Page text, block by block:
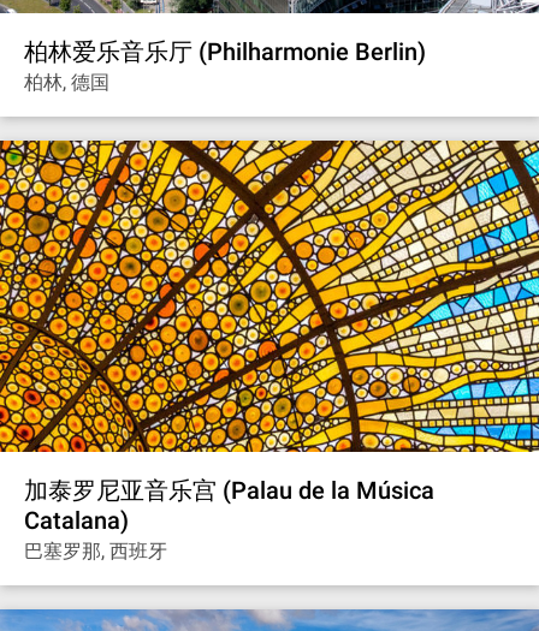
柏林爱乐音乐厅 (Philharmonie Berlin)
柏林, 德国
加泰罗尼亚音乐宫 (Palau de la Música
Catalana)
巴塞罗那, 西班牙